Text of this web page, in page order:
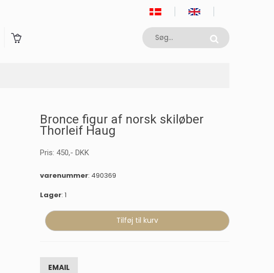
Bronce figur af norsk skiløber
Thorleif Haug
Pris: 450,- DKK
varenummer: 490369
Lager: 1
EMAIL